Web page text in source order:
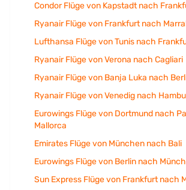
Condor Flüge von Kapstadt nach
Ryanair Flüge von Frankfurt nach
Lufthansa Flüge von Tunis nach
Ryanair Flüge von Verona nach Cagliari
Ryanair Flüge von Banja Luka nach
Ryanair Flüge von Venedig nach
Eurowings Flüge von Dortmund nach
Mallorca
Emirates Flüge von München nach Bali
Eurowings Flüge von Berlin nach
Sun Express Flüge von Frankfurt nach